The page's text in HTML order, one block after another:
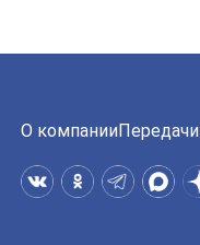
О компанииПередачи